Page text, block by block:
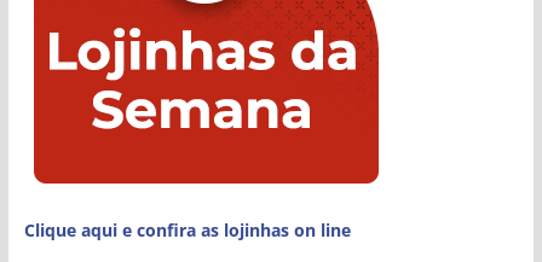
Clique aqui e confira as lojinhas on line